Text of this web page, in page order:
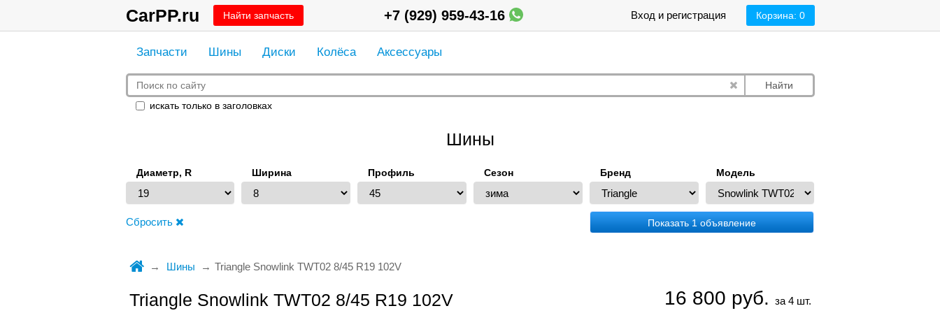
CarPP.ru Найти запчасть Корзина: 0
Вход и регистрация
+7 (929) 959-43-16
Запчасти Шины Диски Колёса Аксессуары
Найти
искать только в заголовках
Шины
Диаметр, R Ширина Профиль Сезон Бренд Модель
Сбросить Показать 1 объявление
Шины Triangle Snowlink TWT02 8/45 R19 102V
Triangle Snowlink TWT02 8/45 R19 102V 16 800 руб. за 4 шт.